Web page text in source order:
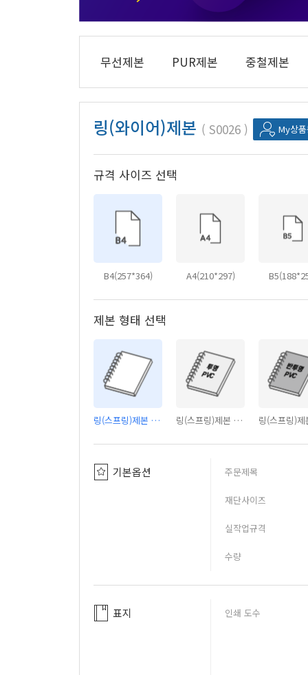
무선제본 PUR제본 중철제본
링(와이어)제본 S0026 My상
규격 사이즈 선택
B4(257*364) A4(210*297)
제본 형태 선택
링(스프링)제본 - 커버없음 링(스프링)제본 - PVC투명커버
기본옵션 주문제목
재단사이즈
실작업규격
수량
표지 인쇄 도수